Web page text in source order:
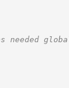
needed